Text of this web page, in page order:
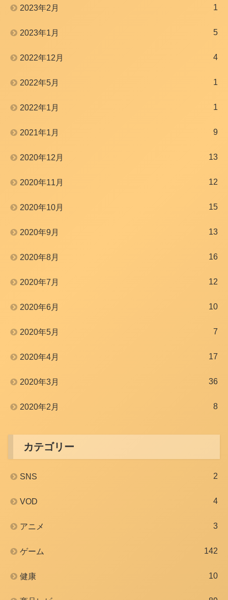
2023年2月 1
2023年1月 5
2022年12月 4
2022年5月 1
2022年1月 1
2021年1月 9
2020年12月 13
2020年11月 12
2020年10月 15
2020年9月 13
2020年8月 16
2020年7月 12
2020年6月 10
2020年5月 7
2020年4月 17
2020年3月 36
2020年2月 8
カテゴリー
SNS 2
VOD 4
アニメ 3
ゲーム 142
健康 10